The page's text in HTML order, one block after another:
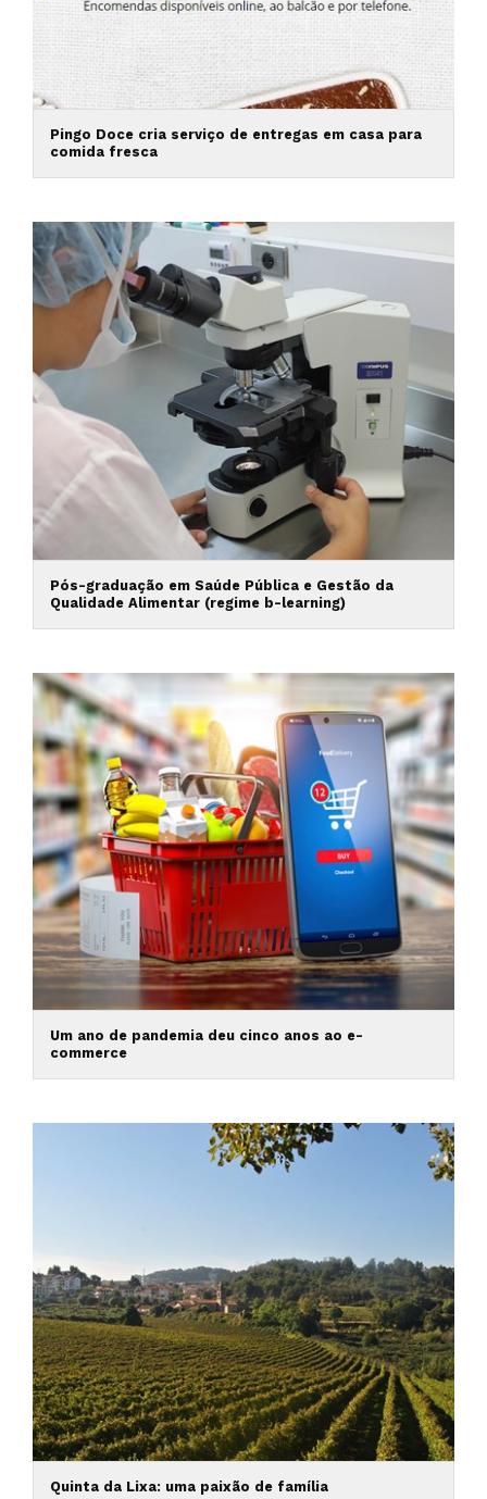
Pingo Doce cria serviço de entregas em casa para
comida fresca
Pós-graduação em Saúde Pública e Gestão da
Qualidade Alimentar (regime b-learning)
Um ano de pandemia deu cinco anos ao e-
commerce
Quinta da Lixa: uma paixão de família